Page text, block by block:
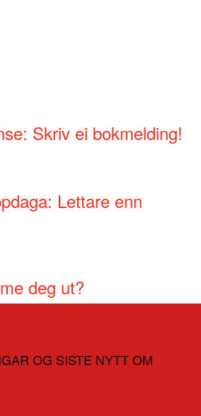
Skriv ei bokmelding!
Lettare enn
deg ut?
OG SISTE NYTT OM